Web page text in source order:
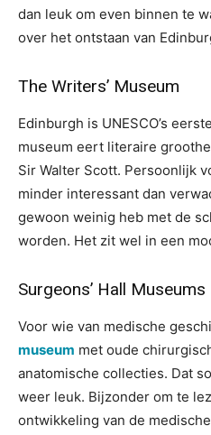
dan leuk om even binnen te
over het ontstaan van
The Writers’ Museum
Edinburgh is UNESCO’s
museum eert literaire
Sir Walter Scott. Persoonlijk
minder interessant dan
gewoon weinig heb met de
worden. Het zit wel in een
Surgeons’ Hall Museums
Voor wie van medische
museum met oude
anatomische collecties. Dat
weer leuk. Bijzonder om te
ontwikkeling van de